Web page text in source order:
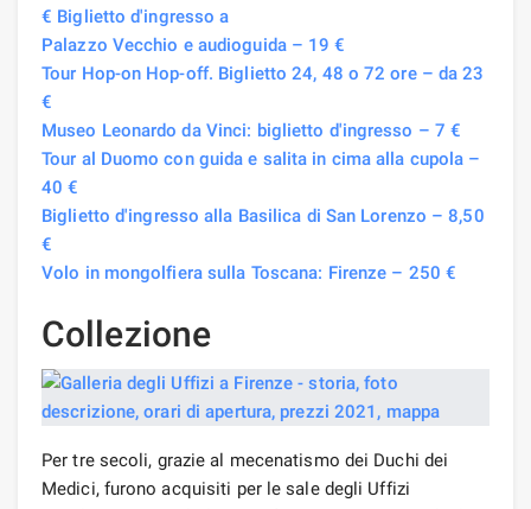
€ Biglietto d'ingresso a
Palazzo Vecchio e audioguida – 19 €
Tour Hop-on Hop-off. Biglietto 24, 48 o 72 ore – da 23
€
Museo Leonardo da Vinci: biglietto d'ingresso – 7 €
Tour al Duomo con guida e salita in cima alla cupola –
40 €
Biglietto d'ingresso alla Basilica di San Lorenzo – 8,50
€
Volo in mongolfiera sulla Toscana: Firenze – 250 €
Collezione
Per tre secoli, grazie al mecenatismo dei Duchi dei
Medici, furono acquisiti per le sale degli Uffizi